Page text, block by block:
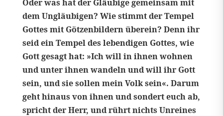
Oder was hat der Gläubige gemeinsam mit
dem Ungläubigen? Wie stimmt der Tempel
Gottes mit Götzenbildern überein? Denn ihr
seid ein Tempel des lebendigen Gottes, wie
Gott gesagt hat: »Ich will in ihnen wohnen
und unter ihnen wandeln und will ihr Gott
sein, und sie sollen mein Volk sein«. Darum
geht hinaus von ihnen und sondert euch ab,
spricht der Herr, und rührt nichts Unreines